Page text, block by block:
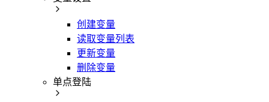
创建变量
读取变量列表
更新变量
删除变量
单点登陆